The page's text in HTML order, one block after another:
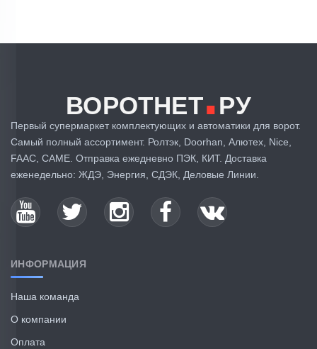
ВОРОТНЕТ.РУ
Первый супермаркет комплектующих и автоматики для ворот.
Самый полный ассортимент. Ролтэк, Doorhan, Алютех, Nice,
FAAC, CAME. Отправка ежедневно ПЭК, КИТ. Доставка
еженедельно: ЖДЭ, Энергия, СДЭК, Деловые Линии.
ИНФОРМАЦИЯ
Наша команда
О компании
Оплата